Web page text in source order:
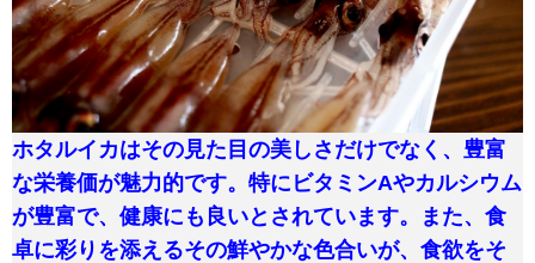
ホタルイカはその見た目の美しさだけでなく、豊富
な栄養価が魅力的です。特にビタミンAやカルシウム
が豊富で、健康にも良いとされています。また、食
卓に彩りを添えるその鮮やかな色合いが、食欲をそ